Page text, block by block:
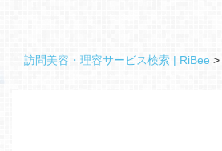
訪問美容・理容サービス検索 | RiBee >